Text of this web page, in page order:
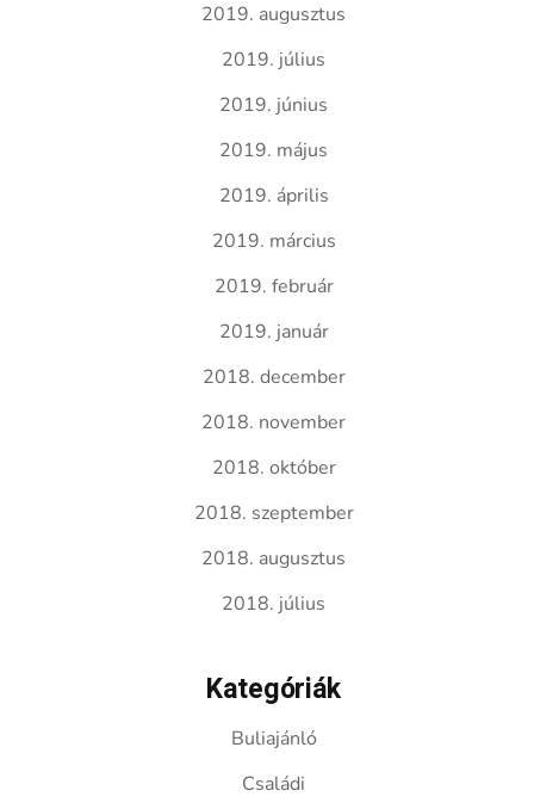
2019. augusztus
2019. július
2019. június
2019. május
2019. április
2019. március
2019. február
2019. január
2018. december
2018. november
2018. október
2018. szeptember
2018. augusztus
2018. július
Kategóriák
Buliajánló
Családi